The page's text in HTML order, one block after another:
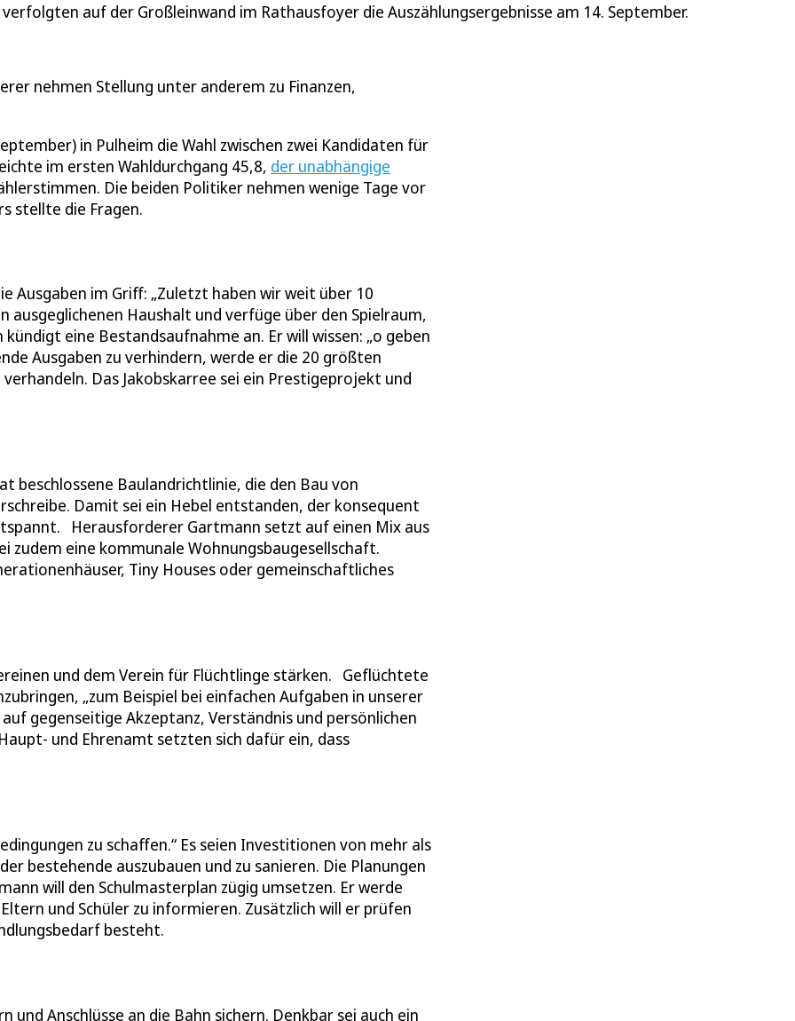
auf der Großleinwand im Rathausfoyer die Auszählungsergebnisse am 14. September.
nehmen Stellung unter anderem zu Finanzen,
in Pulheim die Wahl zwischen zwei Kandidaten für
im ersten Wahldurchgang 45,8, der unabhängige
Die beiden Politiker nehmen wenige Tage vor
stellte die Fragen.
Ausgaben im Griff: „Zuletzt haben wir weit über 10
ausgeglichenen Haushalt und verfüge über den Spielraum,
eine Bestandsaufnahme an. Er will wissen: „o geben
Ausgaben zu verhindern, werde er die 20 größten
Das Jakobskarree sei ein Prestigeprojekt und
beschlossene Baulandrichtlinie, die den Bau von
Damit sei ein Hebel entstanden, der konsequent
Herausforderer Gartmann setzt auf einen Mix aus
zudem eine kommunale Wohnungsbaugesellschaft.
Tiny Houses oder gemeinschaftliches
und dem Verein für Flüchtlinge stärken. Geflüchtete
„zum Beispiel bei einfachen Aufgaben in unserer
gegenseitige Akzeptanz, Verständnis und persönlichen
und Ehrenamt setzten sich dafür ein, dass
zu schaffen.“ Es seien Investitionen von mehr als
bestehende auszubauen und zu sanieren. Die Planungen
will den Schulmasterplan zügig umsetzen. Er werde
und Schüler zu informieren. Zusätzlich will er prüfen
besteht.
Anschlüsse an die Bahn sichern. Denkbar sei auch ein